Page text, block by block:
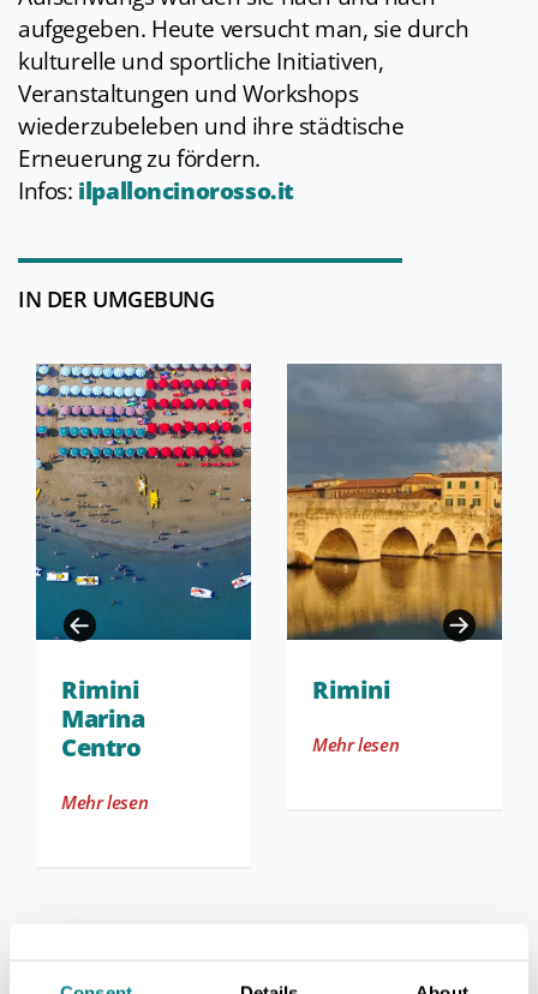
aufgegeben. Heute versucht man, sie durch
kulturelle und sportliche Initiativen,
Veranstaltungen und Workshops
wiederzubeleben und ihre städtische
Erneuerung zu fördern.
Infos: ilpalloncinorosso.it
IN DER UMGEBUNG
Rimini
Marina
Centro
Mehr lesen
Rimini
Mehr lesen